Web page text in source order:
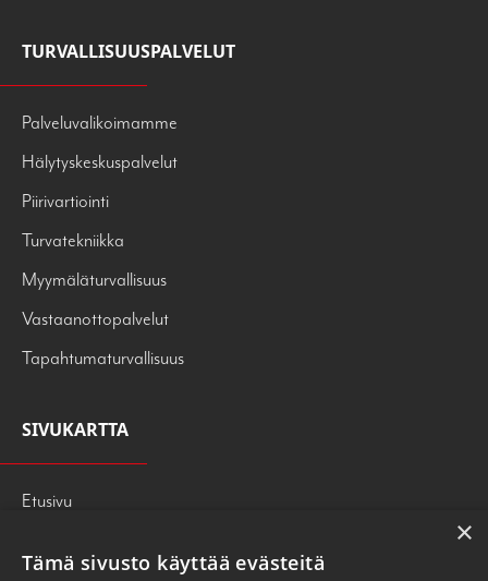
TURVALLISUUSPALVELUT
Palveluvalikoimamme
Hälytyskeskuspalvelut
Piirivartiointi
Turvatekniikka
Myymäläturvallisuus
Vastaanottopalvelut
Tapahtumaturvallisuus
SIVUKARTTA
Etusivu
×
Tämä sivusto käyttää evästeitä